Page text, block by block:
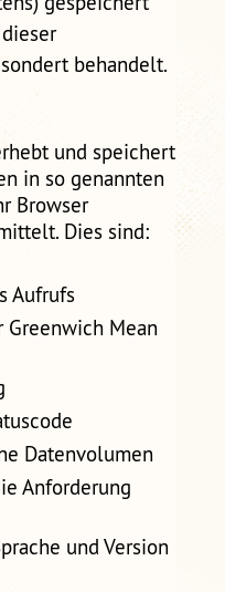
behandelt.
und speichert
in so genannten
Browser
Dies sind:
Aufrufs
Mean
Datenvolumen
Anforderung
und Version